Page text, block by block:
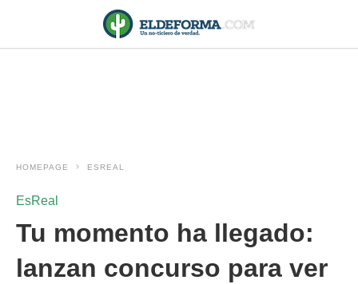
HOMEPAGE ESREAL
EsReal
Tu momento ha llegado:
lanzan concurso para ver